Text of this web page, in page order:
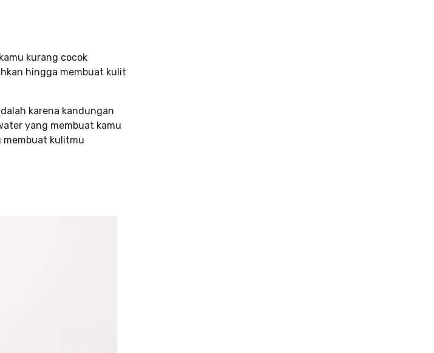
kurang cocok
hingga membuat kulit
karena kandungan
yang membuat kamu
membuat kulitmu